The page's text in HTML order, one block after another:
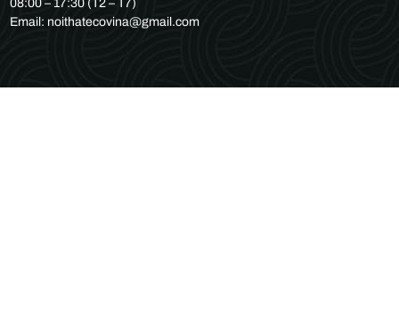
08:00 – 17:30 (T2 – T7)
Email: noithatecovina@gmail.com